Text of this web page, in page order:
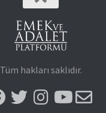
Tüm hakları saklıdır.